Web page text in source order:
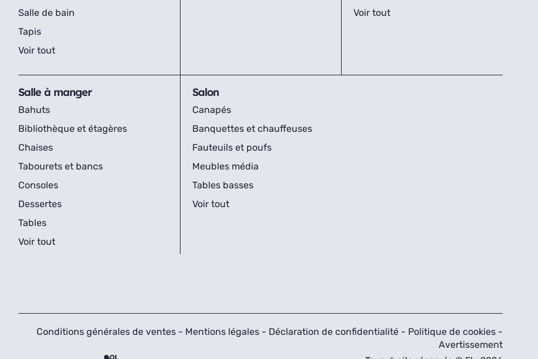
Salle de bain
Tapis
Voir tout
Voir tout
Salle à manger
Bahuts
Bibliothèque et étagères
Chaises
Tabourets et bancs
Consoles
Dessertes
Tables
Voir tout
Salon
Canapés
Banquettes et chauffeuses
Fauteuils et poufs
Meubles média
Tables basses
Voir tout
Conditions générales de ventes - Mentions légales - Déclaration de confidentialité - Politique de cookies -
Avertissement